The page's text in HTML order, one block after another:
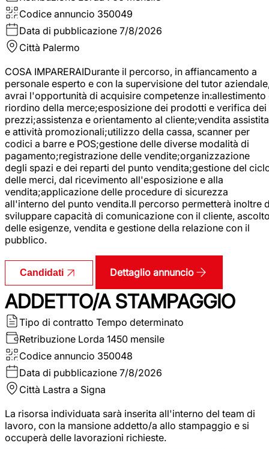
Codice annuncio 350049
Data di pubblicazione 7/8/2026
Città Palermo
COSA IMPARERAIDurante il percorso, in affiancamento a
personale esperto e con la supervisione del tutor
avrai l'opportunità di acquisire competenze in:allestimento
riordino della merce;esposizione dei prodotti e verifica dei
prezzi;assistenza e orientamento al cliente;vendita assistita
e attività promozionali;utilizzo della cassa, scanner per
codici a barre e POS;gestione delle diverse modalità di
pagamento;registrazione delle vendite;organizzazione
degli spazi e dei reparti del punto vendita;gestione del
delle merci, dal ricevimento all'esposizione e alla
vendita;applicazione delle procedure di sicurezza
all'interno del punto vendita.Il percorso permetterà inoltre
sviluppare capacità di comunicazione con il cliente,
delle esigenze, vendita e gestione della relazione con il
pubblico.
Candidati Dettaglio annuncio
ADDETTO/A STAMPAGGIO
Tipo di contratto Tempo determinato
Retribuzione Lorda 1450 mensile
Codice annuncio 350048
Data di pubblicazione 7/8/2026
Città Lastra a Signa
La risorsa individuata sarà inserita all'interno del team di
lavoro, con la mansione addetto/a allo stampaggio e si
occuperà delle lavorazioni richieste.